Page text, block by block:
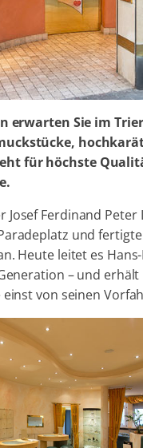
erwarten Sie im
für höchste
Josef Ferdinand
und
Heute leitet es
– und
von seinen